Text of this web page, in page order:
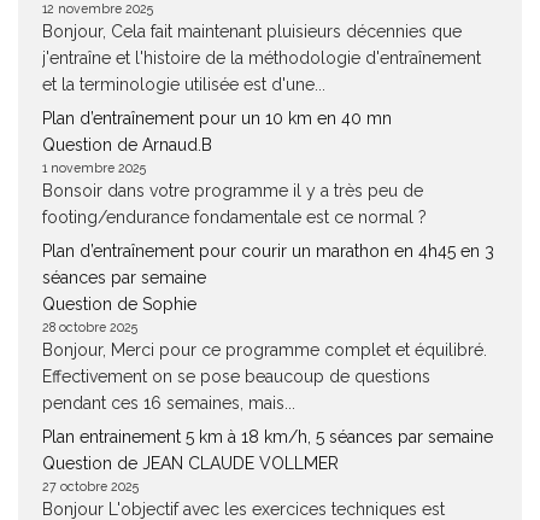
12 novembre 2025
Bonjour, Cela fait maintenant pluisieurs décennies que
j'entraîne et l'histoire de la méthodologie d'entraînement
et la terminologie utilisée est d'une...
Plan d’entraînement pour un 10 km en 40 mn
Question de Arnaud.B
1 novembre 2025
Bonsoir dans votre programme il y a très peu de
footing/endurance fondamentale est ce normal ?
Plan d’entraînement pour courir un marathon en 4h45 en 3
séances par semaine
Question de Sophie
28 octobre 2025
Bonjour, Merci pour ce programme complet et équilibré.
Effectivement on se pose beaucoup de questions
pendant ces 16 semaines, mais...
Plan entrainement 5 km à 18 km/h, 5 séances par semaine
Question de JEAN CLAUDE VOLLMER
27 octobre 2025
Bonjour L'objectif avec les exercices techniques est